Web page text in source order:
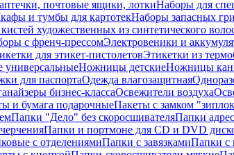
почтовые ящики, лоткиНаборы для
и тумбы для картотекНаборы запасных
художественных из синтетического
с френч-прессомЭлектровеники и
для этикет-пистолетовЭтикетки из
универсальныеНожницы детскиеНожницы
для паспортаОдежда влагозащитная
бизнес-классаОсвежители воздуха
и бумага подарочныеПакеты с замком
Папки "Дело" без скоросшивателяПапки
Папки и портмоне для CD и DVD
с отделениямиПапки с завязкамиПапки с